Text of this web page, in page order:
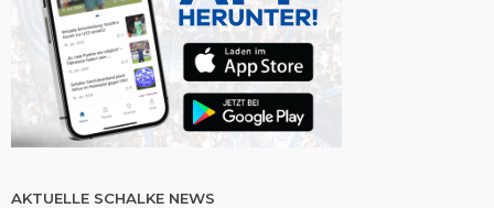
AKTUELLE SCHALKE NEWS